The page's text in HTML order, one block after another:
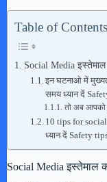
Table of Contents
Social Media
इन घटनाओ में
समय ध्यान दें
तो अब आपको
10 tips for
ध्यान दें Safety
Social Media इस्तेमाल